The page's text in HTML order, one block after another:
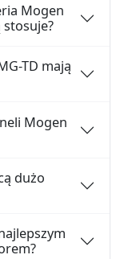
Mogen
stosuje?
TD mają
Mogen
dużo